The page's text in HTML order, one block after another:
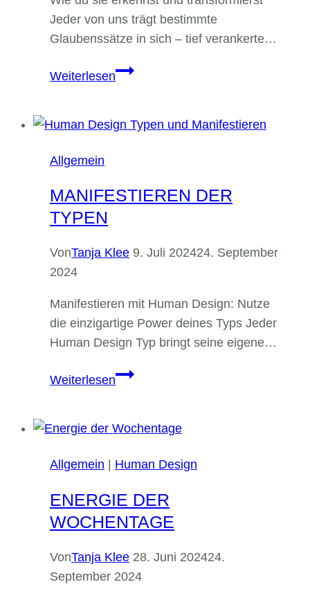
Jeder von uns trägt bestimmte
Glaubenssätze in sich – tief verankerte…
Weiterlesender
Human
Allgemein
MANIFESTIEREN DER
TYPEN
VonTanja Klee 9. Juli 202424. September
2024
Manifestieren mit Human Design: Nutze
die einzigartige Power deines Typs Jeder
Human Design Typ bringt seine eigene…
WeiterlesenManifestieren
Allgemein Human Design
ENERGIE DER
WOCHENTAGE
VonTanja Klee 28. Juni 202424.
September 2024